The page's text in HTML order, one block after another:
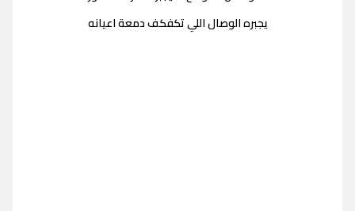
يجبره الوصال اللي تكفكف دمعة اعيانه